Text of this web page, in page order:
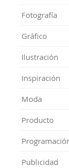
Fotografía
Gráfico
Ilustración
Inspiración
Moda
Producto
Publicidad